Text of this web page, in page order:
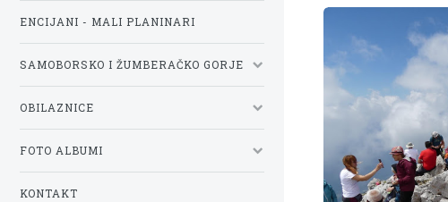
ENCIJANI - MALI PLANINARI
SAMOBORSKO I ŽUMBERAČKO GORJE
OBILAZNICE
FOTO ALBUMI
KONTAKT